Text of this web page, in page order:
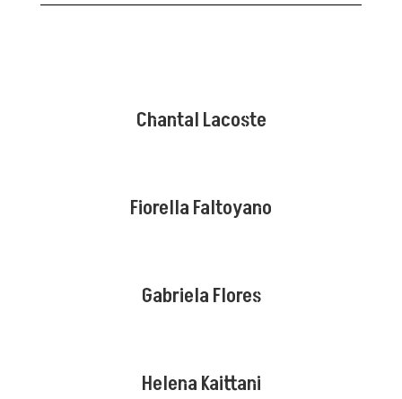
Chantal Lacoste
Fiorella Faltoyano
Gabriela Flores
Helena Kaittani